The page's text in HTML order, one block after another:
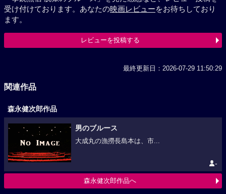
受け付けております。あなたの映画レビューをお待ちしており
ます。
レビューを投稿する
最終更新日：2026-07-29 11:50:29
関連作品
森永健次郎作品
男のブルース
大成丸の漁撈長島本は、市...
-
森永健次郎作品へ